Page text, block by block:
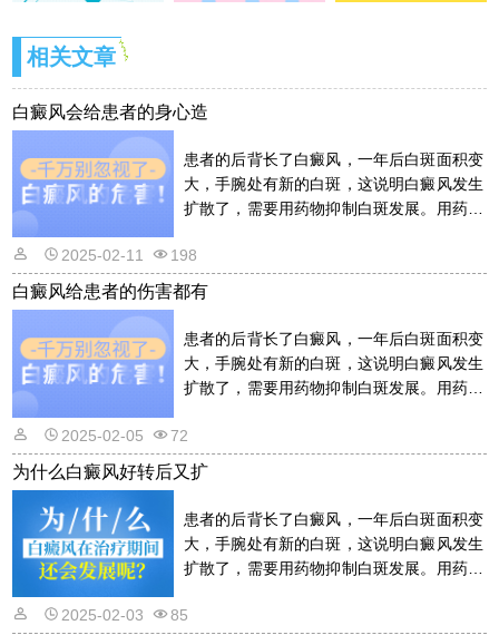
相关文章
白癜风会给患者的身心造
患者的后背长了白癜风，一年后白斑面积变
大，手腕处有新的白斑，这说明白癜风发生
扩散了，需要用药物抑制白斑发展。用药物
其反。详情请看文章介绍内容。
2025-02-11 198
白癜风给患者的伤害都有
患者的后背长了白癜风，一年后白斑面积变
大，手腕处有新的白斑，这说明白癜风发生
扩散了，需要用药物抑制白斑发展。用药物
其反。详情请看文章介绍内容。
2025-02-05 72
为什么白癜风好转后又扩
患者的后背长了白癜风，一年后白斑面积变
大，手腕处有新的白斑，这说明白癜风发生
扩散了，需要用药物抑制白斑发展。用药物
其反。详情请看文章介绍内容。
2025-02-03 85